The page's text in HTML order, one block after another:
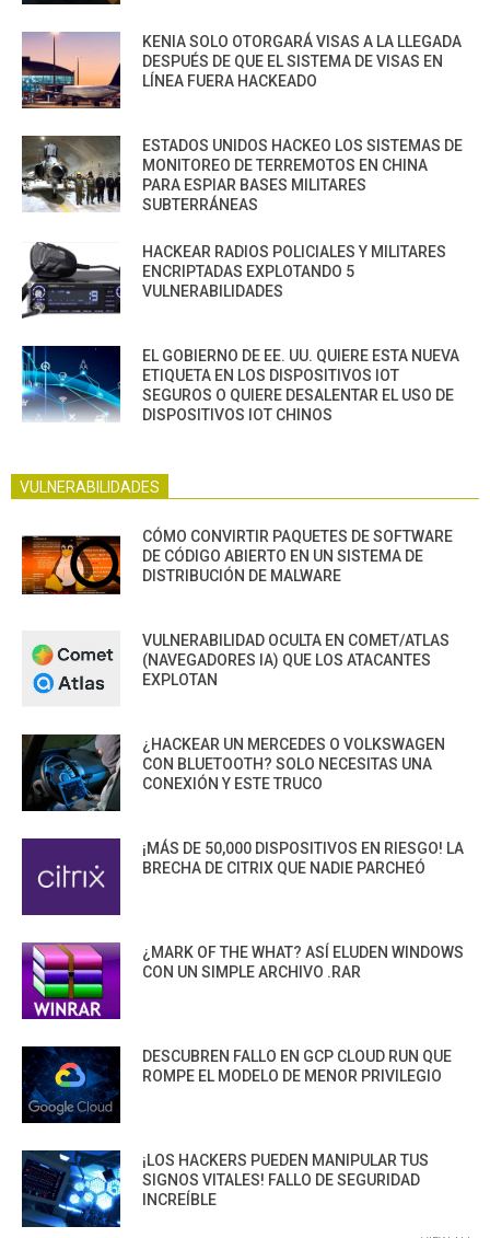
KENIA SOLO OTORGARÁ VISAS A LA LLEGADA
DESPUÉS DE QUE EL SISTEMA DE VISAS EN
LÍNEA FUERA HACKEADO
ESTADOS UNIDOS HACKEO LOS SISTEMAS DE
MONITOREO DE TERREMOTOS EN CHINA
PARA ESPIAR BASES MILITARES
SUBTERRÁNEAS
HACKEAR RADIOS POLICIALES Y MILITARES
ENCRIPTADAS EXPLOTANDO 5
VULNERABILIDADES
EL GOBIERNO DE EE. UU. QUIERE ESTA NUEVA
ETIQUETA EN LOS DISPOSITIVOS IOT
SEGUROS O QUIERE DESALENTAR EL USO DE
DISPOSITIVOS IOT CHINOS
VULNERABILIDADES
CÓMO CONVIRTIR PAQUETES DE SOFTWARE
DE CÓDIGO ABIERTO EN UN SISTEMA DE
DISTRIBUCIÓN DE MALWARE
VULNERABILIDAD OCULTA EN COMET/ATLAS
(NAVEGADORES IA) QUE LOS ATACANTES
EXPLOTAN
¿HACKEAR UN MERCEDES O VOLKSWAGEN
CON BLUETOOTH? SOLO NECESITAS UNA
CONEXIÓN Y ESTE TRUCO
¡MÁS DE 50,000 DISPOSITIVOS EN RIESGO! LA
BRECHA DE CITRIX QUE NADIE PARCHEÓ
¿MARK OF THE WHAT? ASÍ ELUDEN WINDOWS
CON UN SIMPLE ARCHIVO .RAR
DESCUBREN FALLO EN GCP CLOUD RUN QUE
ROMPE EL MODELO DE MENOR PRIVILEGIO
¡LOS HACKERS PUEDEN MANIPULAR TUS
SIGNOS VITALES! FALLO DE SEGURIDAD
INCREÍBLE